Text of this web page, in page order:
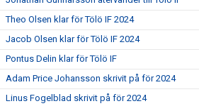
Theo Olsen klar för Tölö IF 2024
Jacob Olsen klar för Tölö IF 2024
Pontus Delin klar för Tölö IF
Adam Price Johansson skrivit på för 2024
Linus Fogelblad skrivit på för 2024